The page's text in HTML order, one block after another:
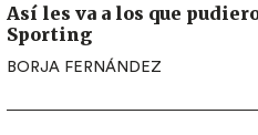
Así les va a los que
Sporting
BORJA FERNÁNDEZ